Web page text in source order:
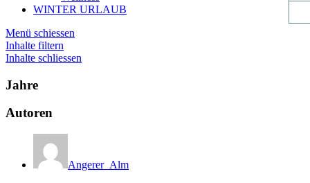
WINTER URLAUB
Menü schiessen
Inhalte filtern
Inhalte schliessen
Jahre
Autoren
Angerer_Alm